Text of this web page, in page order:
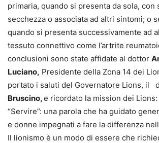
primaria, quando si presenta da sola, con
secchezza o associata ad altri sintomi; o
quando si presenta successivamente ad
tessuto connettivo come l’artrite
conclusioni sono state affidate al dottor
Luciano, Presidente della Zona 14 dei
portato i saluti del Governatore Lions, il
Bruscino,e ricordato la mission dei Lions:
“Servire”: una parola che ha guidato
e donne impegnati a fare la differenza
Il lionismo è un modo di essere che